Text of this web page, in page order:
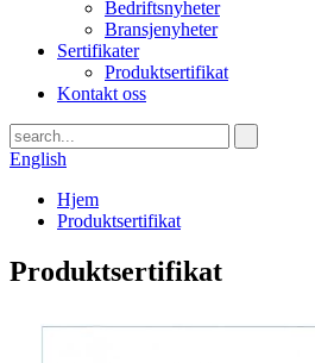
Bedriftsnyheter
Bransjenyheter
Sertifikater
Produktsertifikat
Kontakt oss
English
Hjem
Produktsertifikat
Produktsertifikat